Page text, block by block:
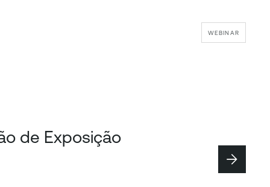
WEBINAR
de Exposição